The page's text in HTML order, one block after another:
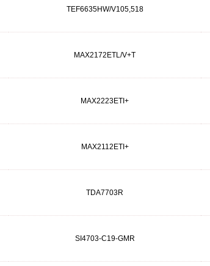
TEF6635HW/V105,518
MAX2172ETL/V+T
MAX2223ETI+
MAX2112ETI+
TDA7703R
SI4703-C19-GMR